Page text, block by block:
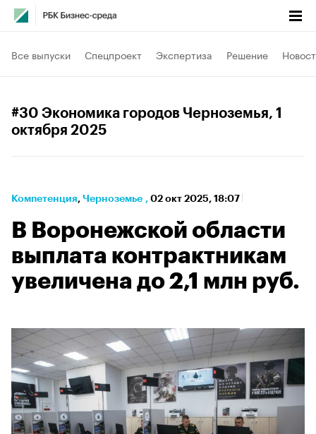
Все выпуски Спецпроект Экспертиза Решение
#30 Экономика городов Черноземья, 1
октября 2025
Компетенция⁠, Черноземье , 02 окт 2025, 18:07
В Воронежской области
выплата контрактникам
увеличена до 2,1 млн руб.